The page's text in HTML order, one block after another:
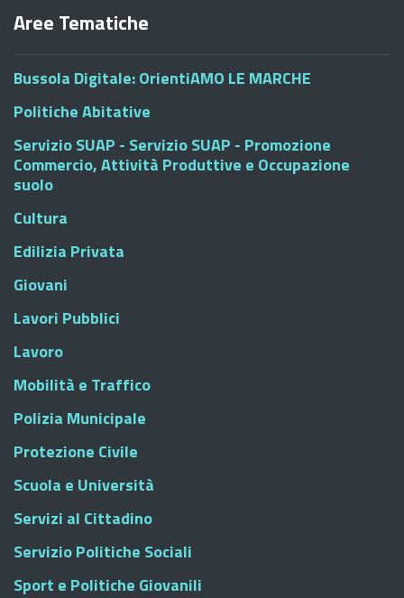
Aree Tematiche
Bussola Digitale: OrientiAMO LE MARCHE
Politiche Abitative
Servizio SUAP - Servizio SUAP - Promozione
Commercio, Attività Produttive e Occupazione
suolo
Cultura
Edilizia Privata
Giovani
Lavori Pubblici
Lavoro
Mobilità e Traffico
Polizia Municipale
Protezione Civile
Scuola e Università
Servizi al Cittadino
Servizio Politiche Sociali
Sport e Politiche Giovanili